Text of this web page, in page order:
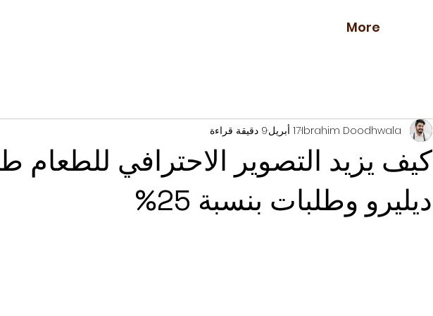
More
كيف يزيد التصوير الاحترافي للطعام
ديليرو وطلبات بنسبة 25%
Ibrahim Doodhwala17 أبريل 9 دقيقة قراءة